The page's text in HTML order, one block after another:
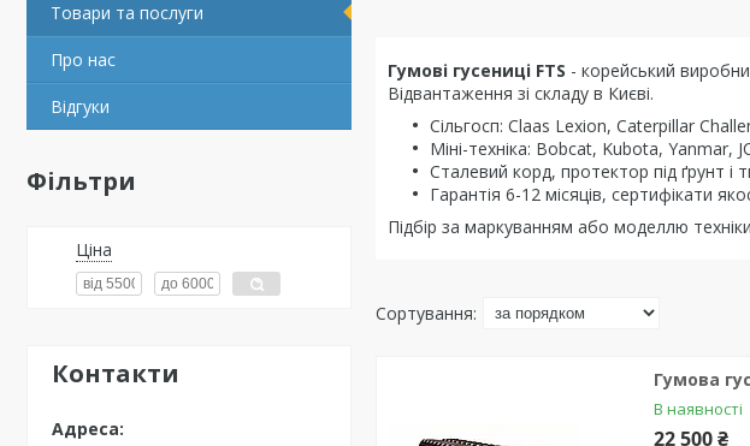
Товари та послуги
Про нас
Відгуки
Фільтри
Ціна
Контакти
Гумові гусениці FTS - корейський
Відвантаження зі складу в Києві.
Сільгосп: Claas Lexion, Caterpillar
Міні-техніка: Bobcat, Kubota, Yanmar,
Сталевий корд, протектор під ґрунт і
Гарантія 6-12 місяців, сертифікати
Підбір за маркуванням або моделлю
Гумова
В наявності
22 500 ₴